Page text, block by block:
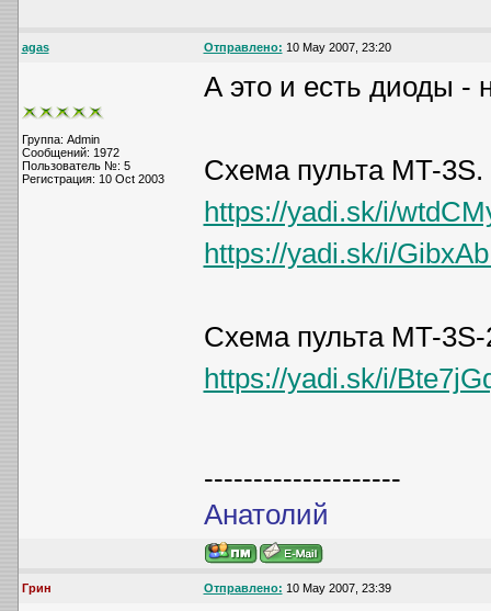
agas Отправлено: 10 May 2007, 23:20
Группа: Admin
Сообщений: 1972
Пользователь №: 5
Регистрация: 10 Oct 2003
А это и есть диоды -
Схема пульта MT-3S.
https://yadi.sk/i/
https://yadi.sk/i/
Схема пульта MT-
https://yadi.sk/i/
--------------------
Анатолий
Грин Отправлено: 10 May 2007, 23:39